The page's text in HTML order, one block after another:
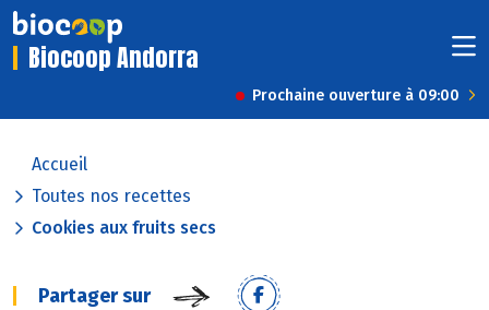
Biocoop Andorra
Prochaine ouverture à 09:00
Accueil
Toutes nos recettes
Cookies aux fruits secs
Partager sur